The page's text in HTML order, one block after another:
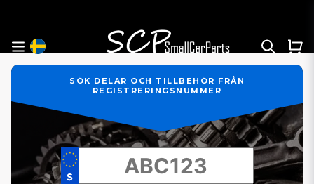
SÖK DELAR OCH TILLBEHÖR FRÅN
REGISTRERINGSNUMMER